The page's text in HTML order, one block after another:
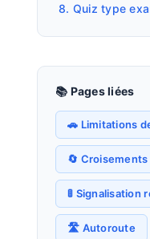
8. Quiz type
📚 Pages liées
🚗 Limitations
🔄
🚦 Signalisation
🛣️ Autoroute